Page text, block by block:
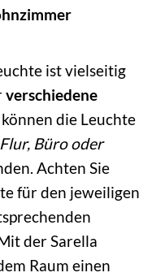
ist vielseitig
verschiedene
die Leuchte
Büro oder
Achten Sie
für den jeweiligen
der Sarella
Raum einen